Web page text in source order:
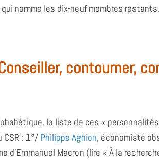
nomme les dix-neuf membres
contourner,
la liste de ces «
: 1°/ Philippe Aghion, économiste
d’Emmanuel Macron (lire « À la